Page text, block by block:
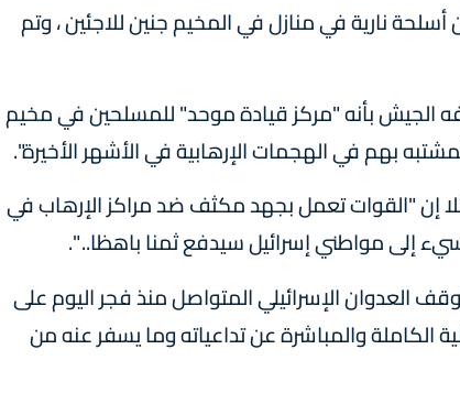
نارية في منازل في المخيم جنين للاجئين ، وتم
الجيش بأنه "مركز قيادة موحد" للمسلحين في مخيم
بهم في الهجمات الإرهابية في الأشهر الأخيرة".
إن "القوات تعمل بجهد مكثف ضد مراكز الإرهاب في
إلى مواطني إسرائيل سيدفع ثمنا باهظا.. ".
العدوان الإسرائيلي المتواصل منذ فجر اليوم على
الكاملة والمباشرة عن تداعياته وما يسفر عنه من